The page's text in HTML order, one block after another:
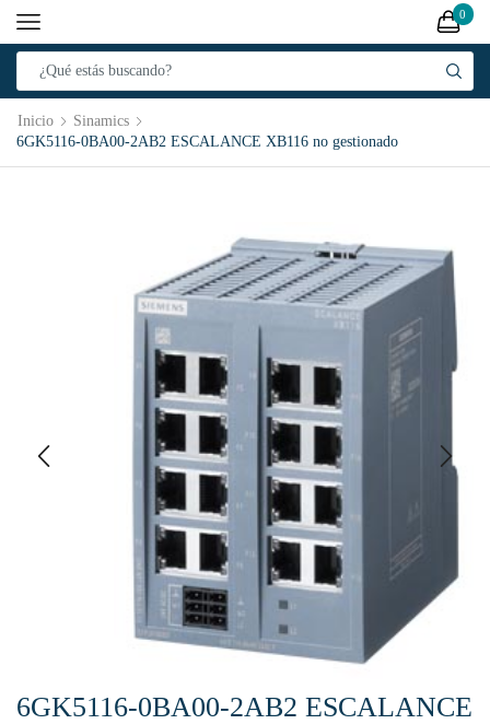
0
Inicio
Sinamics
6GK5116-0BA00-2AB2 ESCALANCE XB116 no gestionado
6GK5116-0BA00-2AB2 ESCALANCE